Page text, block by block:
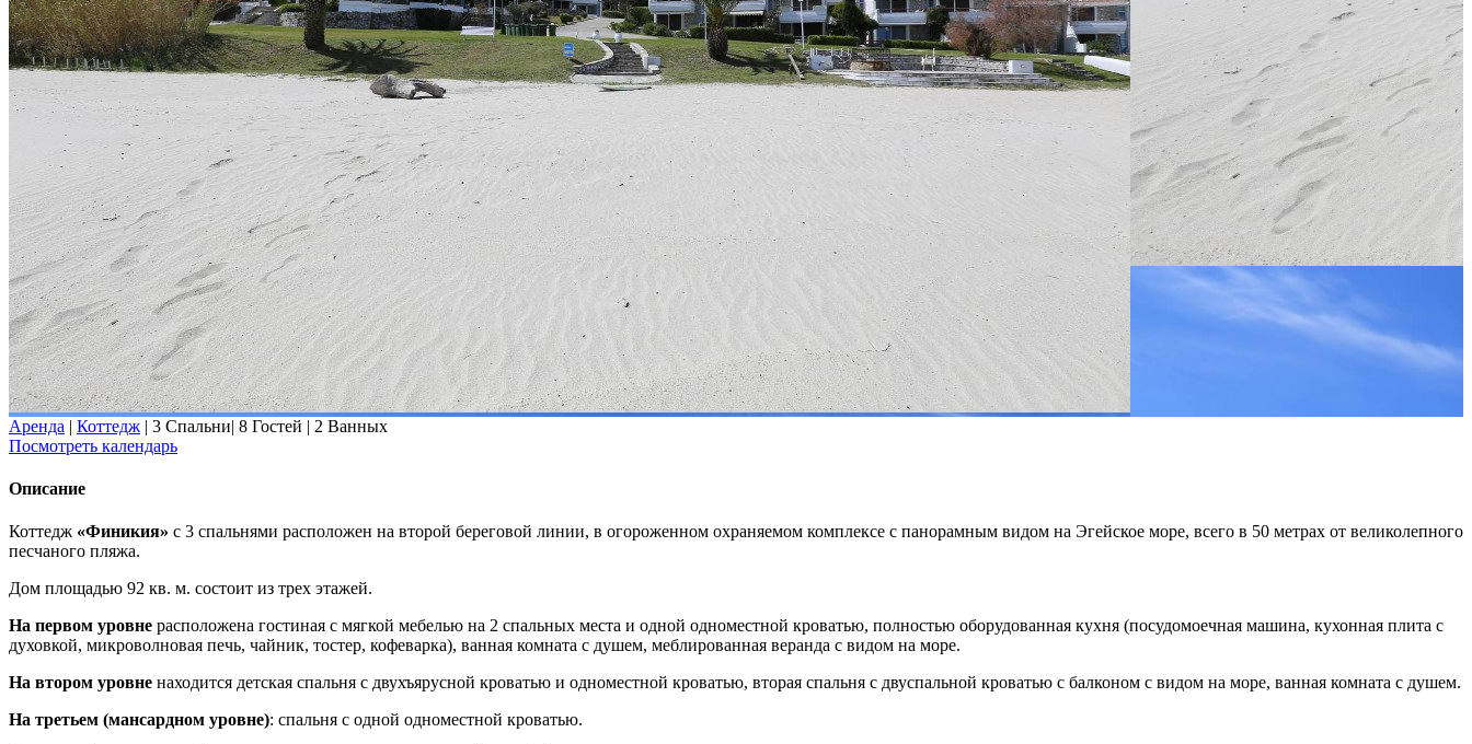
Аренда | Коттедж | 3 Спальни| 8 Гостей | 2 Ванных
Посмотреть календарь
Описание
Коттедж «Финикия» с 3 спальнями расположен на второй береговой линии, в огороженном охраняемом комплексе с панорамным видом на Эгейское море, всего в 50 метрах от великолепного
песчаного пляжа.
Дом площадью 92 кв. м. состоит из трех этажей.
На первом уровне расположена гостиная с мягкой мебелью на 2 спальных места и одной одноместной кроватью, полностью оборудованная кухня (посудомоечная машина, кухонная плита с
духовкой, микроволновая печь, чайник, тостер, кофеварка), ванная комната с душем, меблированная веранда с видом на море.
На втором уровне находится детская спальня с двухъярусной кроватью и одноместной кроватью, вторая спальня с двуспальной кроватью с балконом с видом на море, ванная комната с душем.
На третьем (мансардном уровне): спальня с одной одноместной кроватью.